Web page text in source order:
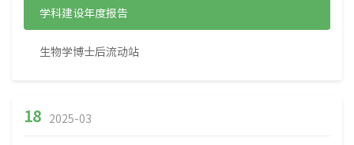
学科建设年度报告
生物学博士后流动站
18 2025-03